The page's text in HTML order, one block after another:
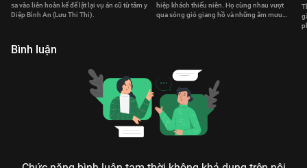
sa vào liên hoàn kế để lật lại vụ án cũ từ tâm y
Diệp Bình An (Lưu Thi Thi).
hiệp khách thiếu niên. Họ cùng nhau vượt
qua sóng gió giang hồ và những âm mưu
Bình luận